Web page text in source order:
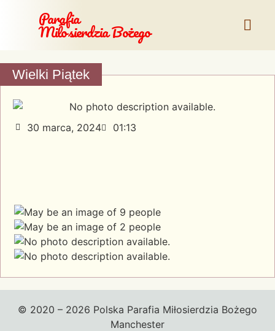
Parafia
Miłosierdzia Bożego
Wielki Piątek
30 marca, 2024 01:13
© 2020 – 2026 Polska Parafia Miłosierdzia Bożego
Manchester